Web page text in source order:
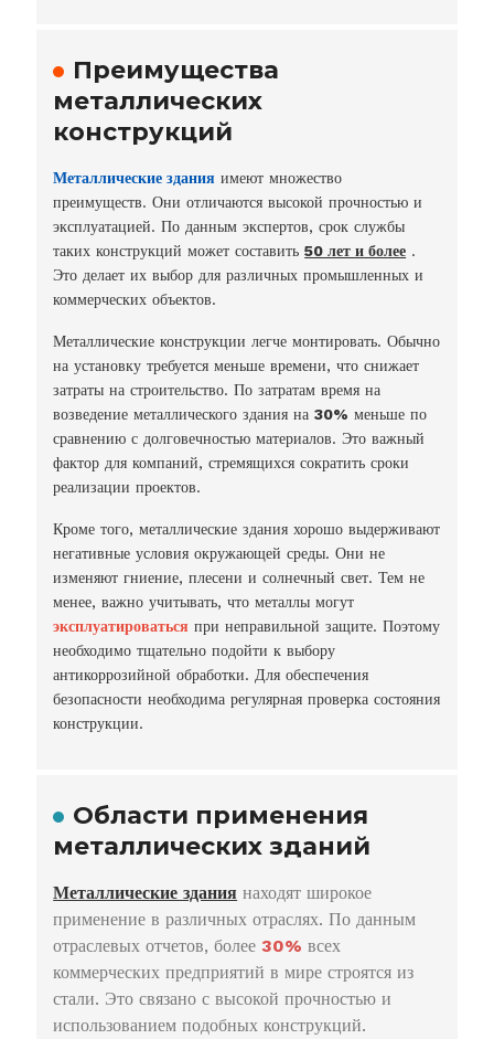
Преимущества
металлических
конструкций
Металлические здания имеют множество
преимуществ. Они отличаются высокой прочностью и
эксплуатацией. По данным экспертов, срок службы
таких конструкций может составить50 лет и более .
Это делает их выбор для различных промышленных и
коммерческих объектов.
Металлические конструкции легче монтировать. Обычно
на установку требуется меньше времени, что снижает
затраты на строительство. По затратам время на
возведение металлического здания на30% меньше по
сравнению с долговечностью материалов. Это важный
фактор для компаний, стремящихся сократить сроки
реализации проектов.
Кроме того, металлические здания хорошо выдерживают
негативные условия окружающей среды. Они не
изменяют гниение, плесени и солнечный свет. Тем не
менее, важно учитывать, что металлы могут
эксплуатироваться при неправильной защите. Поэтому
необходимо тщательно подойти к выбору
антикоррозийной обработки. Для обеспечения
безопасности необходима регулярная проверка состояния
конструкции.
Области применения
металлических зданий
Металлические здания находят широкое
применение в различных отраслях. По данным
отраслевых отчетов, более30% всех
коммерческих предприятий в мире строятся из
стали. Это связано с высокой прочностью и
использованием подобных конструкций.